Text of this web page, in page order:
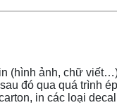
(hình ảnh, chữ
đó qua quá trình
in các loại